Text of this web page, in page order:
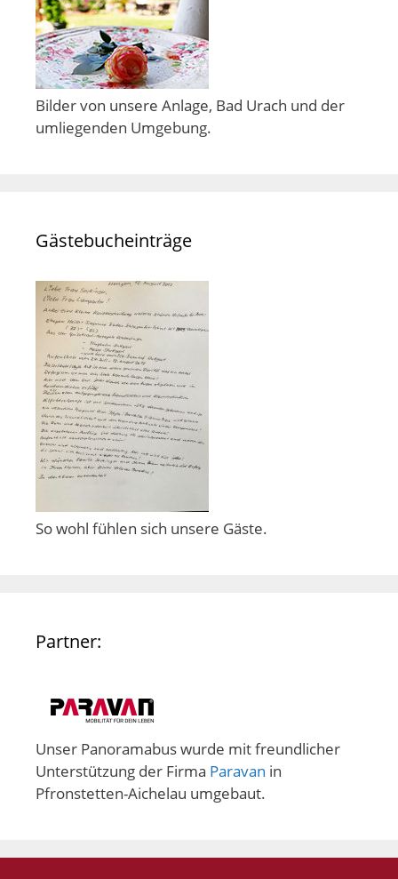
Bilder von unsere Anlage, Bad Urach und der
umliegenden Umgebung.
Gästebucheinträge
So wohl fühlen sich unsere Gäste.
Partner:
Unser Panoramabus wurde mit freundlicher
Unterstützung der Firma Paravan in
Pfronstetten-Aichelau umgebaut.